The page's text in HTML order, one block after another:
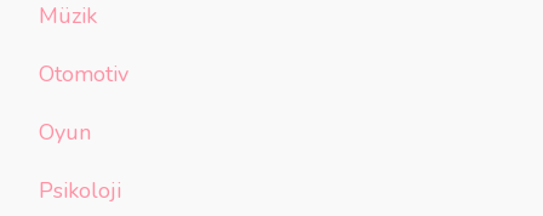
Müzik
Otomotiv
Oyun
Psikoloji